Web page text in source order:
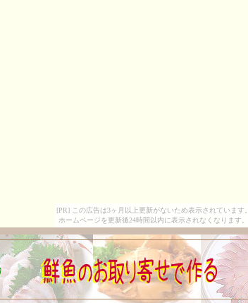
[PR] この広告は3ヶ月以上更新がないため表示されています。
ホームページを更新後24時間以内に表示されなくなります。